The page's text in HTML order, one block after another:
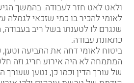
ולאט לאט חזר לעבודה. בהמשך
לאומי להכיר בו כמי שזכאי לגמלה
שנגרם לו לטענתו בשל ריב בעבודה,
כתאונת עבודה.
ביטוח לאומי דחה את התביעה וטען,
המתמחה לא היה אירוע חריג וזה
של עורך הדין וכמו כן, נטען שעורך